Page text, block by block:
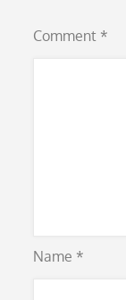
Comment *
Name *